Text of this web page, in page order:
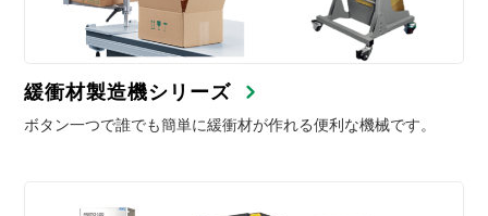
緩衝材製造機シリーズ
ボタン一つで誰でも簡単に緩衝材が作れる便利な機械です。